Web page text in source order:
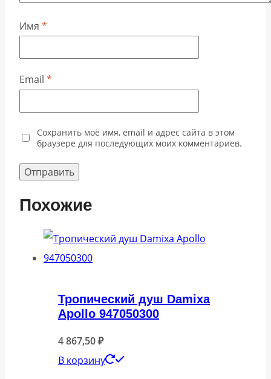
Имя *
Email *
Сохранить моё имя, email и адрес сайта в этом
браузере для последующих моих комментариев.
Похожие
Тропический душ Damixa
Apollo 947050300
4 867,50₽
В корзину